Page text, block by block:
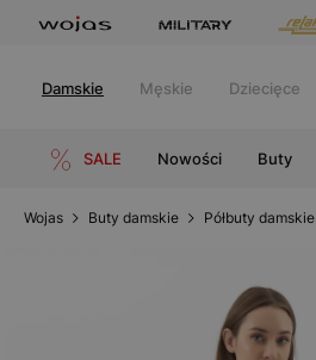
Damskie Męskie Dziecięce
SALE Nowości Buty
Wojas Buty damskie Półbuty damskie